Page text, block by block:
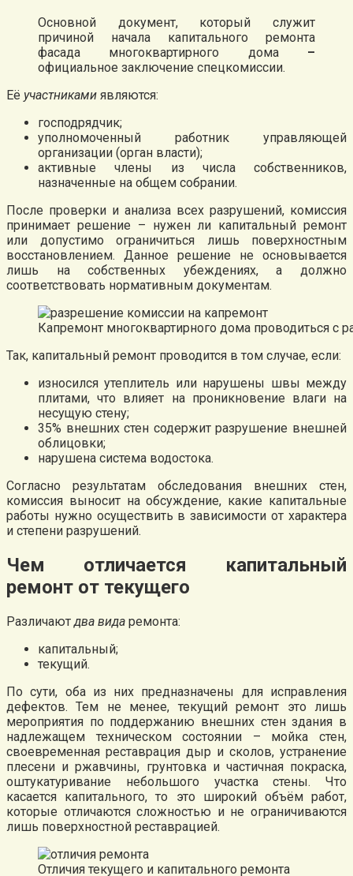
Основной документ, который служит
причиной начала капитального ремонта
фасада многоквартирного дома–
официальное заключение спецкомиссии.
Её участниками являются:
господрядчик;
уполномоченный работник управляющей
организации (орган власти);
активные члены из числа собственников,
назначенные на общем собрании.
После проверки и анализа всех разрушений, комиссия
принимает решение – нужен ли капитальный ремонт
или допустимо ограничиться лишь поверхностным
восстановлением. Данное решение не основывается
лишь на собственных убеждениях, а должно
соответствовать нормативным документам.
Капремонт многоквартирного дома проводиться с
Так, капитальный ремонт проводится в том случае, если:
износился утеплитель или нарушены швы между
плитами, что влияет на проникновение влаги на
несущую стену;
35% внешних стен содержит разрушение внешней
облицовки;
нарушена система водостока.
Согласно результатам обследования внешних стен,
комиссия выносит на обсуждение, какие капитальные
работы нужно осуществить в зависимости от характера
и степени разрушений.
Чем отличается капитальный
ремонт от текущего
Различают два вида ремонта:
капитальный;
текущий.
По сути, оба из них предназначены для исправления
дефектов. Тем не менее, текущий ремонт это лишь
мероприятия по поддержанию внешних стен здания в
надлежащем техническом состоянии – мойка стен,
своевременная реставрация дыр и сколов, устранение
плесени и ржавчины, грунтовка и частичная покраска,
оштукатуривание небольшого участка стены. Что
касается капитального, то это широкий объём работ,
которые отличаются сложностью и не ограничиваются
лишь поверхностной реставрацией.
Отличия текущего и капитального ремонта